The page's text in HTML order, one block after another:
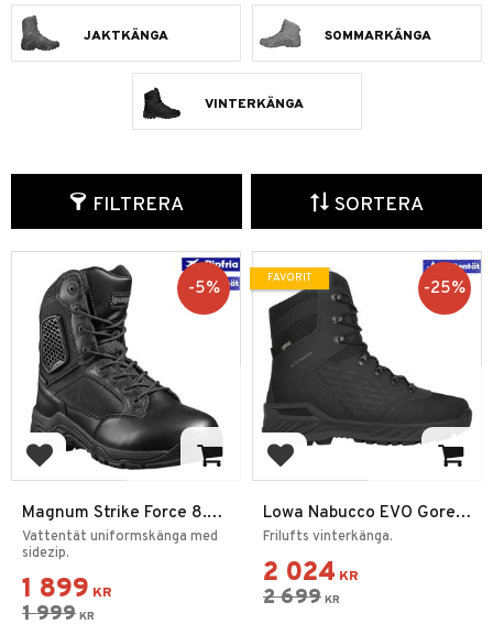
JAKTKÄNGA SOMMARKÄNGA
VINTERKÄNGA
FILTRERA SORTERA
Lägg till i favoriter
Magnum Strike Force 8.0
SZ WP Kängor
Vattentät uniformskänga med
sidezip.
1 899 KR
1 999 KR
5%
Lägg till i favoriter
Lowa Nabucco EVO Gore-
Tex
Frilufts vinterkänga.
2 024 KR
2 699 KR
25%
FAVORIT